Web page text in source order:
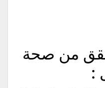
من صحة
: